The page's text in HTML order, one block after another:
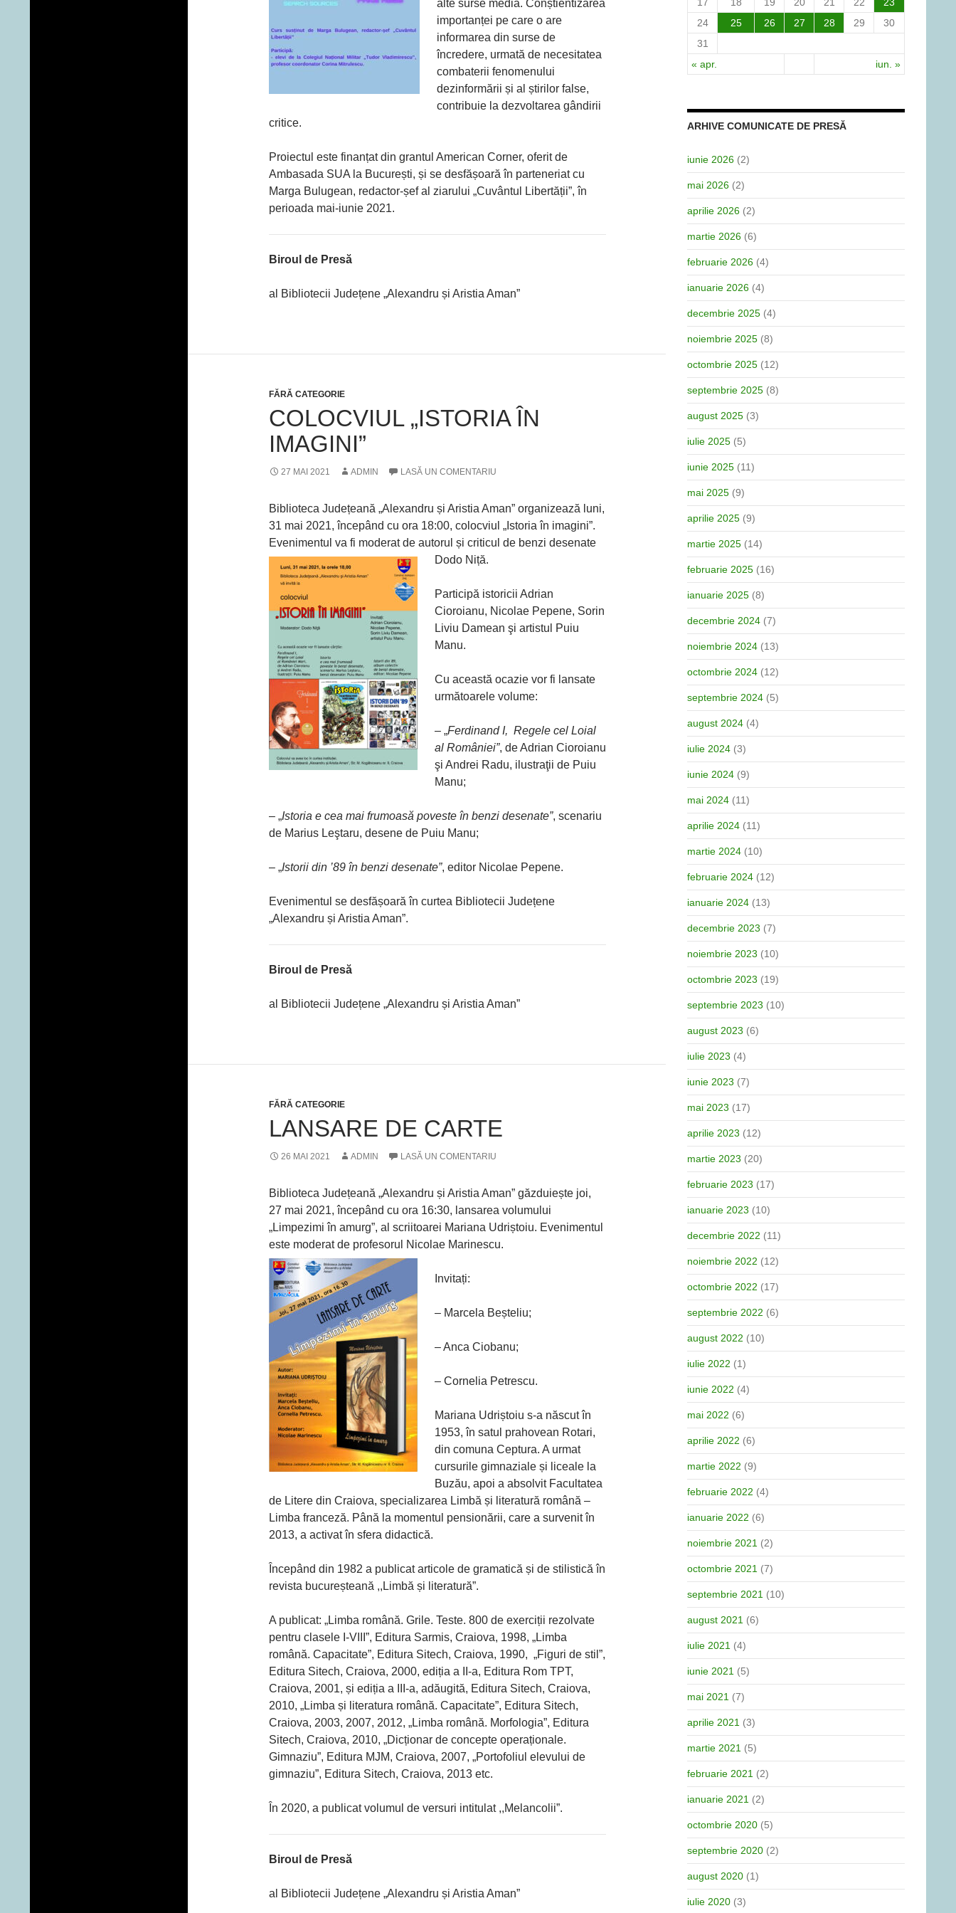
alte surse media. Conștientizarea
importanței pe care o are
informarea din surse de
încredere, urmată de necesitatea
combaterii fenomenului
dezinformării și al știrilor false,
contribuie la dezvoltarea gândirii
critice.
Proiectul este finanțat din grantul American Corner, oferit de
Ambasada SUA la București, și se desfășoară în parteneriat cu
Marga Bulugean, redactor-șef al ziarului „Cuvântul Libertății”, în
perioada mai-iunie 2021.
Biroul de Presă
al Bibliotecii Județene „Alexandru și Aristia Aman”
FĂRĂ CATEGORIE
COLOCVIUL „ISTORIA ÎN
IMAGINI”
27 MAI 2021 ADMIN LASĂ UN COMENTARIU
Biblioteca Județeană „Alexandru și Aristia Aman” organizează luni,
31 mai 2021, începând cu ora 18:00, colocviul „Istoria în imagini”.
Evenimentul va fi moderat de autorul și criticul de benzi desenate
Dodo Niță.
Participă istoricii Adrian
Cioroianu, Nicolae Pepene, Sorin
Liviu Damean şi artistul Puiu
Manu.
Cu această ocazie vor fi lansate
următoarele volume:
– „Ferdinand I, Regele cel Loial
al României”, de Adrian Cioroianu
şi Andrei Radu, ilustraţii de Puiu
Manu;
– „Istoria e cea mai frumoasă poveste în benzi desenate”, scenariu
de Marius Leştaru, desene de Puiu Manu;
– „Istorii din ’89 în benzi desenate”, editor Nicolae Pepene.
Evenimentul se desfășoară în curtea Bibliotecii Județene
„Alexandru și Aristia Aman”.
Biroul de Presă
al Bibliotecii Județene „Alexandru și Aristia Aman”
FĂRĂ CATEGORIE
LANSARE DE CARTE
26 MAI 2021 ADMIN LASĂ UN COMENTARIU
Biblioteca Județeană „Alexandru și Aristia Aman” găzduiește joi,
27 mai 2021, începând cu ora 16:30, lansarea volumului
„Limpezimi în amurg”, al scriitoarei Mariana Udriștoiu. Evenimentul
este moderat de profesorul Nicolae Marinescu.
Invitați:
– Marcela Beșteliu;
– Anca Ciobanu;
– Cornelia Petrescu.
Mariana Udriștoiu s-a născut în
1953, în satul prahovean Rotari,
din comuna Ceptura. A urmat
cursurile gimnaziale și liceale la
Buzău, apoi a absolvit Facultatea
de Litere din Craiova, specializarea Limbă și literatură română –
Limba franceză. Până la momentul pensionării, care a survenit în
2013, a activat în sfera didactică.
Începând din 1982 a publicat articole de gramatică și de stilistică în
revista bucureșteană ,,Limbă și literatură”.
A publicat: „Limba română. Grile. Teste. 800 de exerciții rezolvate
pentru clasele I-VIII”, Editura Sarmis, Craiova, 1998, „Limba
română. Capacitate”, Editura Sitech, Craiova, 1990, „Figuri de stil”,
Editura Sitech, Craiova, 2000, ediția a II-a, Editura Rom TPT,
Craiova, 2001, și ediția a III-a, adăugită, Editura Sitech, Craiova,
2010, „Limba și literatura română. Capacitate”, Editura Sitech,
Craiova, 2003, 2007, 2012, „Limba română. Morfologia”, Editura
Sitech, Craiova, 2010, „Dicționar de concepte operaționale.
Gimnaziu”, Editura MJM, Craiova, 2007, „Portofoliul elevului de
gimnaziu”, Editura Sitech, Craiova, 2013 etc.
În 2020, a publicat volumul de versuri intitulat ,,Melancolii”.
Biroul de Presă
al Bibliotecii Județene „Alexandru și Aristia Aman”
« apr. iun. »
24
25 26 27 28 29
30
31
ARHIVE COMUNICATE DE PRESĂ
iunie 2026 (2)
mai 2026 (2)
aprilie 2026 (2)
martie 2026 (6)
februarie 2026 (4)
ianuarie 2026 (4)
decembrie 2025 (4)
noiembrie 2025 (8)
octombrie 2025 (12)
septembrie 2025 (8)
august 2025 (3)
iulie 2025 (5)
iunie 2025 (11)
mai 2025 (9)
aprilie 2025 (9)
martie 2025 (14)
februarie 2025 (16)
ianuarie 2025 (8)
decembrie 2024 (7)
noiembrie 2024 (13)
octombrie 2024 (12)
septembrie 2024 (5)
august 2024 (4)
iulie 2024 (3)
iunie 2024 (9)
mai 2024 (11)
aprilie 2024 (11)
martie 2024 (10)
februarie 2024 (12)
ianuarie 2024 (13)
decembrie 2023 (7)
noiembrie 2023 (10)
octombrie 2023 (19)
septembrie 2023 (10)
august 2023 (6)
iulie 2023 (4)
iunie 2023 (7)
mai 2023 (17)
aprilie 2023 (12)
martie 2023 (20)
februarie 2023 (17)
ianuarie 2023 (10)
decembrie 2022 (11)
noiembrie 2022 (12)
octombrie 2022 (17)
septembrie 2022 (6)
august 2022 (10)
iulie 2022 (1)
iunie 2022 (4)
mai 2022 (6)
aprilie 2022 (6)
martie 2022 (9)
februarie 2022 (4)
ianuarie 2022 (6)
noiembrie 2021 (2)
octombrie 2021 (7)
septembrie 2021 (10)
august 2021 (6)
iulie 2021 (4)
iunie 2021 (5)
mai 2021 (7)
aprilie 2021 (3)
martie 2021 (5)
februarie 2021 (2)
ianuarie 2021 (2)
octombrie 2020 (5)
septembrie 2020 (2)
august 2020 (1)
iulie 2020 (3)